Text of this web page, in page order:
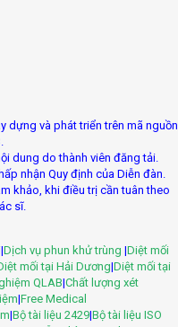
dựng và phát triển trên mã nguồn
dung do thành viên đăng tải.
nhận Quy định của Diễn đàn.
khảo, khi điều trị cần tuân theo
sĩ.
|Dịch vụ phun khử trùng |Diệt mối
mối tại Hải Dương|Diệt mối tại
QLAB|Chất lượng xét
|Free Medical
|Bộ tài liệu 2429|Bộ tài liệu ISO